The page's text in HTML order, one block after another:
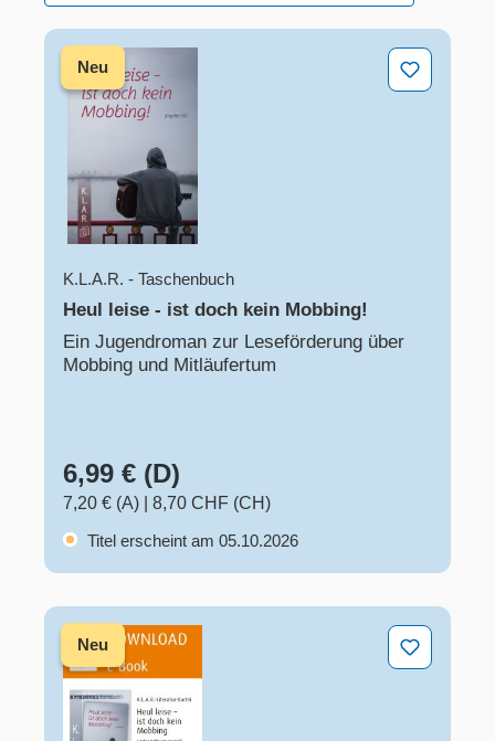
Heul leise - ist doch kein Mobbing!
Neu
K.L.A.R. - Taschenbuch
Heul leise - ist doch kein Mobbing!
Ein Jugendroman zur Leseförderung über
Mobbing und Mitläufertum
6,99 € (D)
7,20 € (A)
8,70 CHF (CH)
Titel erscheint am 05.10.2026
Heul leise - ist doch kein Mobbing!
Neu